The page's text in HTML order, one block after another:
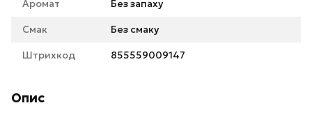
Аромат Без запаху
Смак Без смаку
Штрихкод 855559009147
Опис